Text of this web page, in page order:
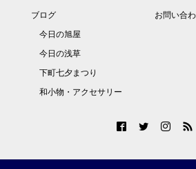
ブログ
今日の旭屋
今日の浅草
下町七夕まつり
和小物・アクセサリー
お問い合